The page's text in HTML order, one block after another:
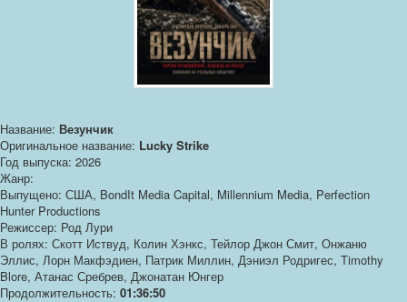
Название: Везунчик
Оригинальное название: Lucky Strike
Год выпуска: 2026
Жанр:
Выпущено: США, BondIt Media Capital, Millennium Media, Perfection
Hunter Productions
Режиссер: Род Лури
В ролях: Скотт Иствуд, Колин Хэнкс, Тейлор Джон Смит, Онжаню
Эллис, Лорн Макфэдиен, Патрик Миллин, Дэниэл Родригес, Timothy
Blore, Атанас Сребрев, Джонатан Юнгер
Продолжительность: 01:36:50